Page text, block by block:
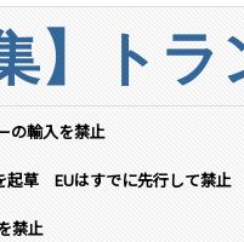
】ト
の輸入を禁止
起草 EUはすでに先行して禁止
禁止